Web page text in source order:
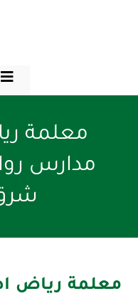
معلمة
مدارس
معلمة رياض